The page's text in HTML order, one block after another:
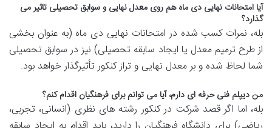
آیا امتحانات نهایی دی ماه هم روی معدل نهایی و سوابق تحصیلی تاثیر می
گذارد؟
بله، نمرات کسب شده در امتحانات نهایی دی ماه (به عنوان بخشی
از طرح ترمیم معدل یا ایجاد سابقه تحصیلی) نیز در سوابق تحصیلی
شما لحاظ شده و بر معدل نهایی و تراز کنکور تأثیرگذار خواهد بود.
من دیپلم فنی حرفه ای دارم، آیا می توانم برای فرهنگیان اقدام کنم؟
بله، اما اگر قصد شرکت در کنکور رشته های نظری (انسانی، تجربی،